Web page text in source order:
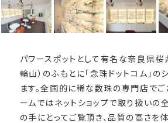
パワースポットとして有名な奈良県桜
輪山）のふもとに「念珠ドットコム」の
ます。全国的に稀な数珠の専門店でご
ームではネットショップで取り扱いの
の手にとってご覧頂き、品質の高さを